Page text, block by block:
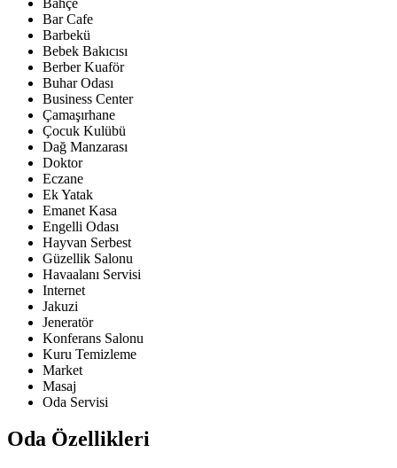
Bar Cafe
Barbekü
Bebek Bakıcısı
Berber Kuaför
Buhar Odası
Business Center
Çamaşırhane
Çocuk Kulübü
Dağ Manzarası
Doktor
Eczane
Ek Yatak
Emanet Kasa
Engelli Odası
Hayvan Serbest
Güzellik Salonu
Havaalanı Servisi
Internet
Jakuzi
Jeneratör
Konferans Salonu
Kuru Temizleme
Market
Masaj
Oda Servisi
Oda Özellikleri